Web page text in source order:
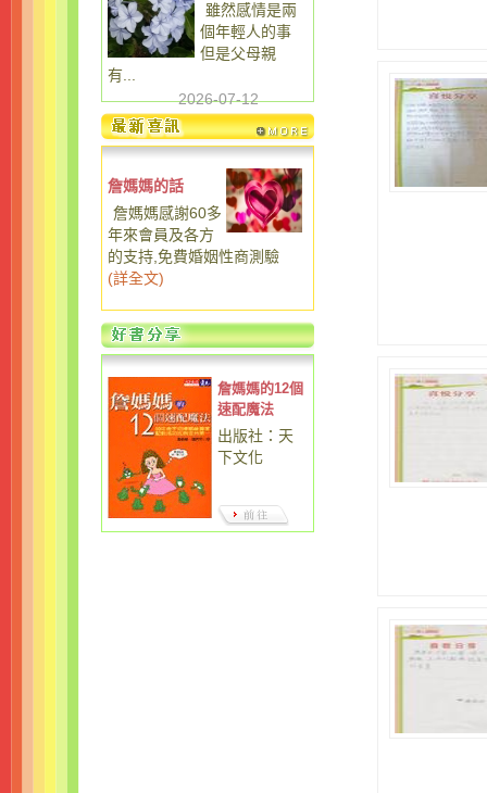
雖然感情是兩
個年輕人的事
但是父母親
有...
2026-07-12
詹媽媽的話
詹媽媽感謝60多
年來會員及各方
的支持,免費婚姻性商測驗
(詳全文)
詹媽媽的12個
速配魔法
出版社：天
下文化